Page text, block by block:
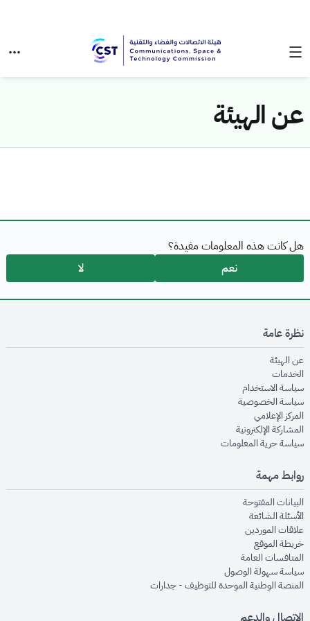
عن الهيئة
هل كانت هذه المعلومات مفيدة؟
نعم
لا
نظرة عامة
عن الهيئةopens in new window
الخدماتopens in new window
سياسة الاستخدام
سياسة الخصوصيةopens in new window
المركز الإعلاميopens in new window
المشاركة الإلكترونيةopens in new window
سياسة حرية المعلوماتopens in new window
روابط مهمة
البيانات المفتوحةopens in new window
الأسئلة الشائعةopens in new window
علاقات الموردينopens in new window
خريطة الموقعopens in new window
المنافسات العامةopens in new window
سياسة سهولة الوصولopens in new window
المنصة الوطنية الموحدة للتوظيف - جداراتopens in new window
الاتصال والدعم